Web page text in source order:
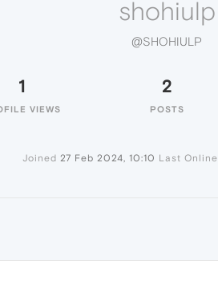
shohiulp
@SHOHIULP
1
VIEWS
2
POSTS
Joined 27 Feb 2024, 10:10 Last Online